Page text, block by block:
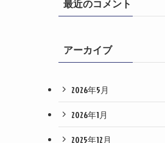
最近のコメント
アーカイブ
2026年5月
2026年1月
2025年12月